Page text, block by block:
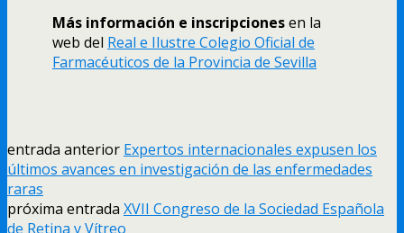
Más información e inscripcionesen la
web del Real e Ilustre Colegio Oficial de
Farmacéuticos de la Provincia de Sevilla
entrada anterior Expertos internacionales expusen los
últimos avances en investigación de las enfermedades
raras
próxima entrada XVII Congreso de la Sociedad Española
de Retina y Vítreo